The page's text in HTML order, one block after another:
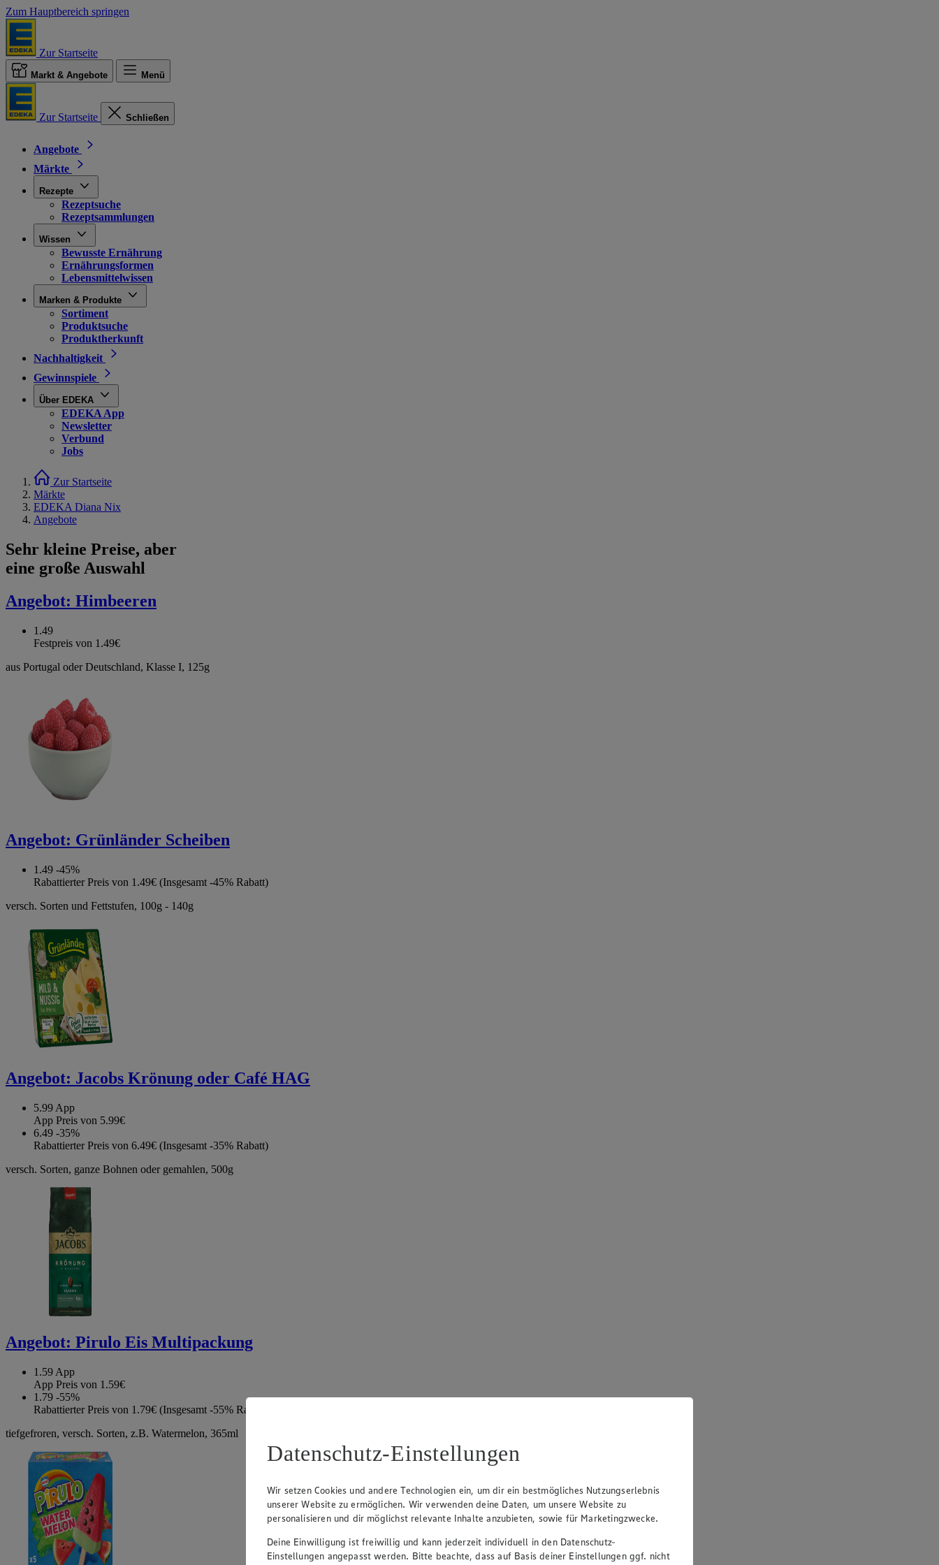
Zum Hauptbereich springen
Zur Startseite
Markt & Angebote Menü
Zur Startseite Schließen
Angebote
Märkte
Rezepte
Rezeptsuche
Rezeptsammlungen
Wissen
Bewusste Ernährung
Ernährungsformen
Lebensmittelwissen
Marken & Produkte
Sortiment
Produktsuche
Produktherkunft
Nachhaltigkeit
Gewinnspiele
Über EDEKA
EDEKA App
Newsletter
Verbund
Jobs
Zur Startseite
Märkte
EDEKA Diana Nix
Angebote
Sehr kleine Preise, aber
eine große Auswahl
Angebot: Himbeeren
1.49
Festpreis von 1.49€
aus Portugal oder Deutschland, Klasse I, 125g
Angebot: Grünländer Scheiben
1.49 -45%
Rabattierter Preis von 1.49€ (Insgesamt -45% Rabatt)
versch. Sorten und Fettstufen, 100g - 140g
Angebot: Jacobs Krönung oder Café HAG
5.99 App
App Preis von 5.99€
6.49 -35%
Rabattierter Preis von 6.49€ (Insgesamt -35% Rabatt)
versch. Sorten, ganze Bohnen oder gemahlen, 500g
Angebot: Pirulo Eis Multipackung
1.59 App
App Preis von 1.59€
1.79 -55%
Rabattierter Preis von 1.79€ (Insgesamt -55% Rabatt)
tiefgefroren, versch. Sorten, z.B. Watermelon, 365ml
Datenschutz-Einstellungen
Wir setzen Cookies und andere Technologien ein, um dir ein bestmögliches Nutzungserlebnis
unserer Website zu ermöglichen. Wir verwenden deine Daten, um unsere Website zu
personalisieren und dir möglichst relevante Inhalte anzubieten, sowie für Marketingzwecke.
Deine Einwilligung ist freiwillig und kann jederzeit individuell in den Datenschutz-
Einstellungen angepasst werden. Bitte beachte, dass auf Basis deiner Einstellungen ggf. nicht